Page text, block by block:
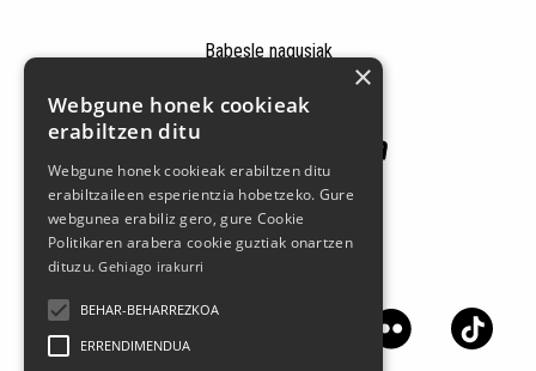
Babesle nagusiak
Jarrai gaitzazu sare sozialetan
×
Webgune honek cookieak
erabiltzen ditu
Webgune honek cookieak erabiltzen ditu
erabiltzaileen esperientzia hobetzeko. Gure
webgunea erabiliz gero, gure Cookie
Politikaren arabera cookie guztiak onartzen
dituzu.Gehiago irakurri
BEHAR-BEHARREZKOA
ERRENDIMENDUA